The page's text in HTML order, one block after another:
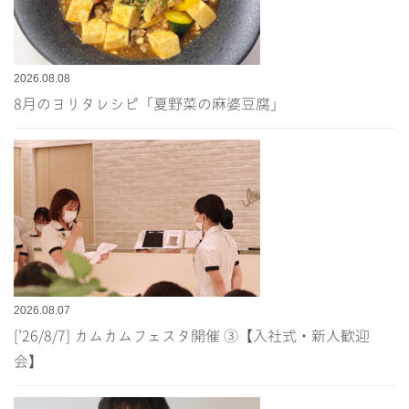
2026.08.08
8月のヨリタレシピ「夏野菜の麻婆豆腐」
2026.08.07
[’26/8/7] カムカムフェスタ開催 ③【入社式・新人歓迎
会】